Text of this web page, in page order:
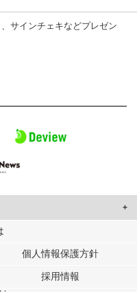
サインチェキなどプレゼン
に合わせたコンテンツや広告の
ーに提供しています。
トナーに提供した他の情報や、
個人情報保護方針
採用情報